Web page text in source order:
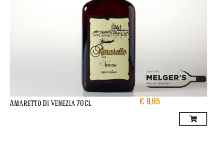
Amaretto Di Venezia 70cl € 9,95